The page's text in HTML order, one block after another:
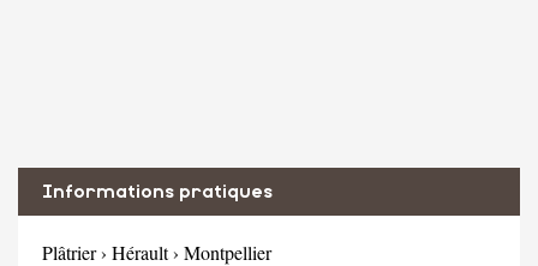
Informations pratiques
Plâtrier› Hérault› Montpellier